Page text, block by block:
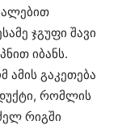
ჯგუფი შავი
იბანს.
გაკეთება
რომლის
რიგში